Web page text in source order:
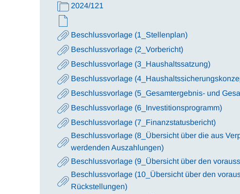
2024/121
Beschlussvorlage (1_Stellenplan)
Beschlussvorlage (2_Vorbericht)
Beschlussvorlage (3_Haushaltssatzung)
Beschlussvorlage
Beschlussvorlage (5_Gesamtergebnis- und
Beschlussvorlage (6_Investitionsprogramm)
Beschlussvorlage (7_Finanzstatusbericht)
Beschlussvorlage (8_Übersicht über die aus
werdenden Auszahlungen)
Beschlussvorlage (9_Übersicht über den
Beschlussvorlage (10_Übersicht über den
Rückstellungen)